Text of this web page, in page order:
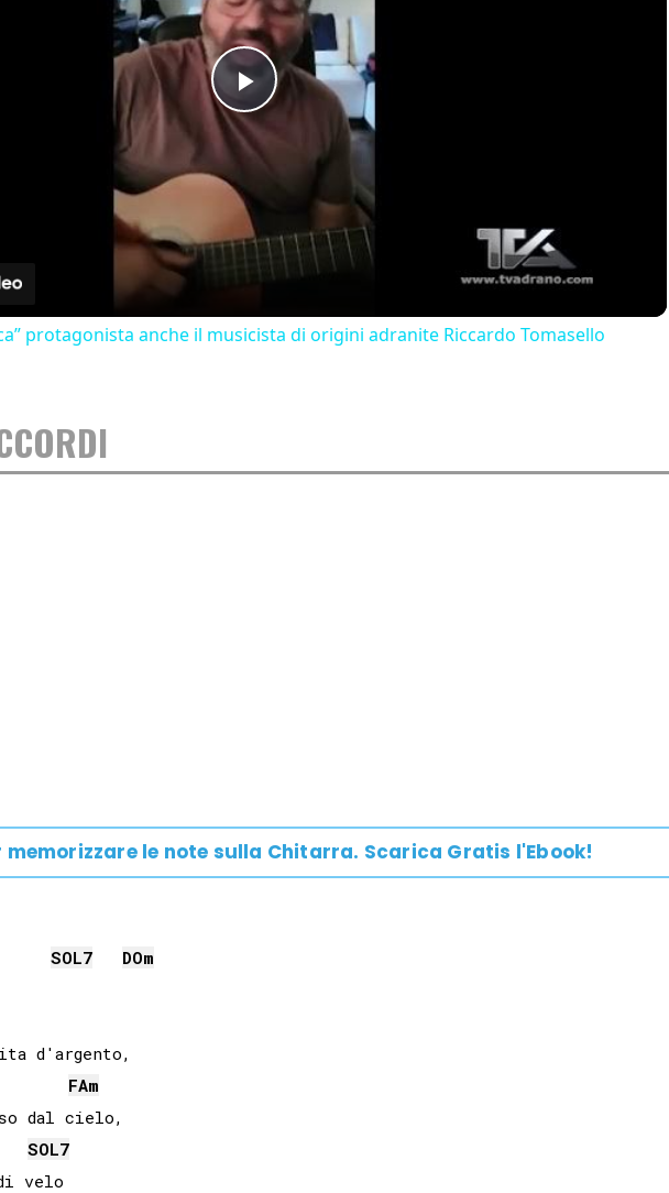
Play
Video
protagonista anche il musicista di origini adranite Riccardo Tomasello
memorizzare le note sulla Chitarra. Scarica Gratis l'Ebook!
SOL7 DOm
d'argento,
FAm
dal cielo,
SOL7
velo